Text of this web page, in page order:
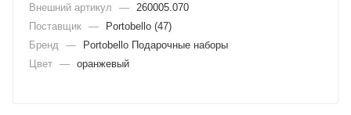
Внешний артикул —
260005.070
Поставщик —
Portobello (47)
Бренд
—
Portobello Подарочные наборы
Цвет — оранжевый